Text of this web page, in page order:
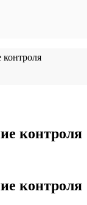
контроля
контроля